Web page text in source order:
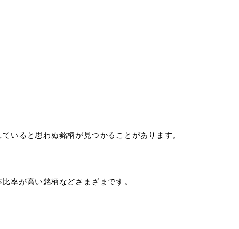
いると思わぬ銘柄が見つかることがあります。
率が高い銘柄などさまざまです。